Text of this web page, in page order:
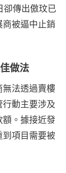
卻傳出傲玟已
被逼中止銷
做法
無法透過賣樓
動主要涉及
額。據接近發
項目需要被